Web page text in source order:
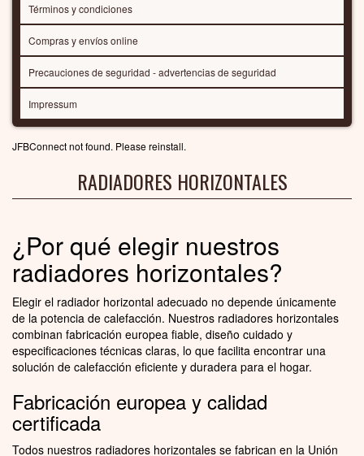
Términos y condiciones
Compras y envíos online
Precauciones de seguridad - advertencias de seguridad
Impressum
JFBConnect not found. Please reinstall.
RADIADORES HORIZONTALES
¿Por qué elegir nuestros
radiadores horizontales?
Elegir el radiador horizontal adecuado no depende únicamente
de la potencia de calefacción. Nuestros radiadores horizontales
combinan fabricación europea fiable, diseño cuidado y
especificaciones técnicas claras, lo que facilita encontrar una
solución de calefacción eficiente y duradera para el hogar.
Fabricación europea y calidad
certificada
Todos nuestros radiadores horizontales se fabrican en la Unión